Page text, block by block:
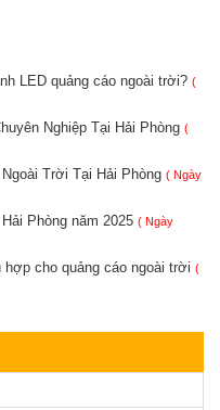
LED quảng cáo ngoài trời? (
Nghiệp Tại Hải Phòng (
Trời Tại Hải Phòng ( Ngày
Phòng năm 2025 ( Ngày
hợp cho quảng cáo ngoài trời (